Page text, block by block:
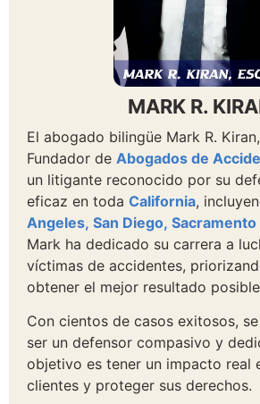
MARK R.
El abogado bilingüe Mark R.
Fundador de Abogados de
un litigante reconocido por su
eficaz en toda California,
Angeles, San Diego, Sacramento
Mark ha dedicado su carrera a
víctimas de accidentes,
obtener el mejor resultado
Con cientos de casos exitosos,
ser un defensor compasivo y
objetivo es tener un impacto real
clientes y proteger sus derechos.